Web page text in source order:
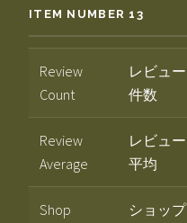
ITEM NUMBER 13
Review
Count
レビュー
件数
Review
Average
レビュー
平均
Shop
ショップ